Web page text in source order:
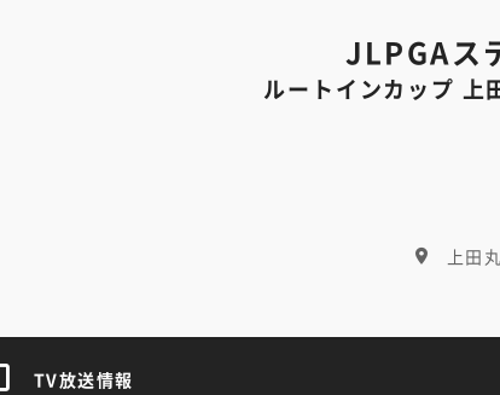
JLPGAス
ルートインカップ 上
上田
TV放送情報